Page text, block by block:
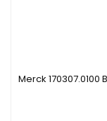
Merck